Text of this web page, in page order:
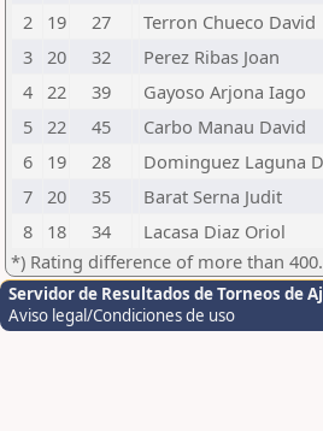
2
19 27 Terron Chueco David
3 20 32 Perez Ribas Joan
4 22 39 Gayoso Arjona Iago
5 22 45 Carbo Manau David
6
19 28 Dominguez Laguna
7 20 35 Barat Serna Judit
8
18 34 Lacasa Diaz Oriol
*) Rating difference of more than
Servidor de Resultados de Torneos de
Aviso legal/Condiciones de uso